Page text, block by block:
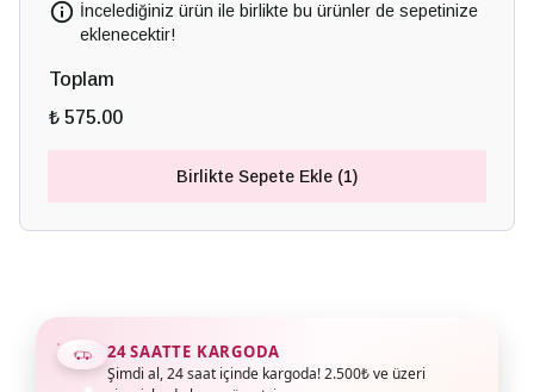
İncelediğiniz ürün ile birlikte bu ürünler de sepetinize
eklenecektir!
Toplam
₺ 575.00
Birlikte Sepete Ekle (1)
24 SAATTE KARGODA
Şimdi al, 24 saat içinde kargoda! 2.500₺ ve üzeri